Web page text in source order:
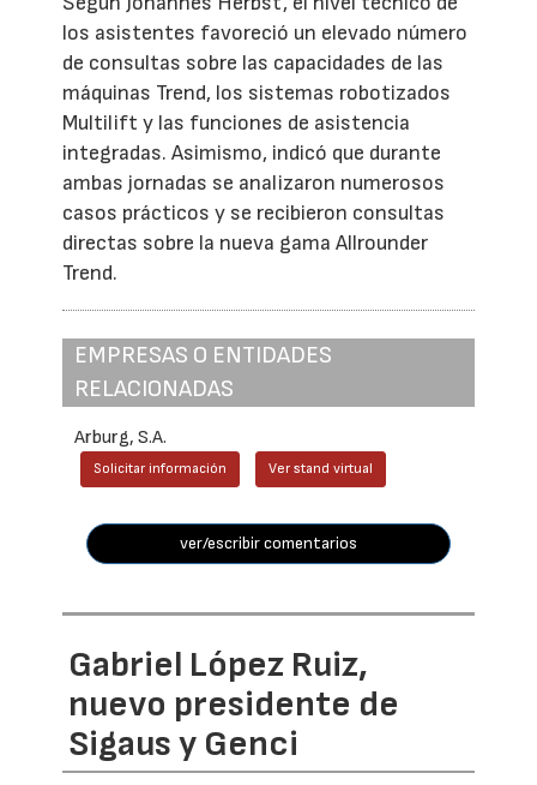
los asistentes favoreció un elevado número
de consultas sobre las capacidades de las
máquinas Trend, los sistemas robotizados
Multilift y las funciones de asistencia
integradas. Asimismo, indicó que durante
ambas jornadas se analizaron numerosos
casos prácticos y se recibieron consultas
directas sobre la nueva gama Allrounder
Trend.
EMPRESAS O ENTIDADES
RELACIONADAS
Arburg, S.A.
Solicitar información Ver stand virtual
ver/escribir comentarios
Gabriel López Ruiz,
nuevo presidente de
Sigaus y Genci